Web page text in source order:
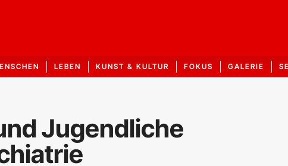
LEBEN KUNST & KULTUR FOKUS GALERIE
Jugendliche